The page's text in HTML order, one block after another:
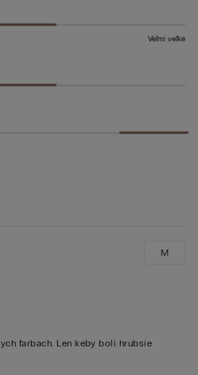
Veľmi veľké
farbach. Len keby boli hrubsie
M